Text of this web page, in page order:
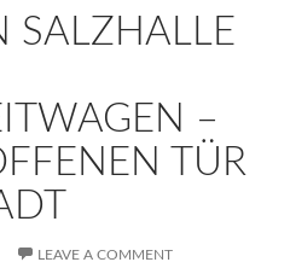
SALZHALLE
–
TÜR
LEAVE A COMMENT